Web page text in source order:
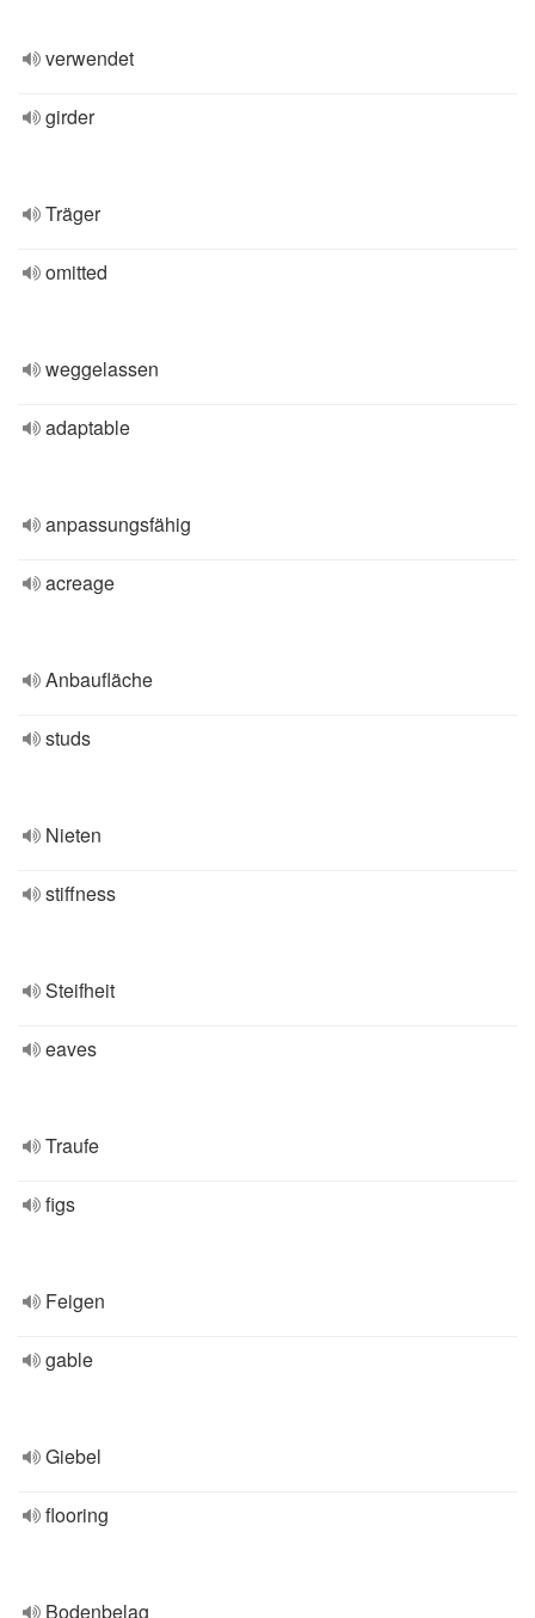
verwendet
girder
Träger
omitted
weggelassen
adaptable
anpassungsfähig
acreage
Anbaufläche
studs
Nieten
stiffness
Steifheit
eaves
Traufe
figs
Feigen
gable
Giebel
flooring
Bodenbelag